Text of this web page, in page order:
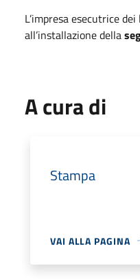
L’impresa esecutrice
all’installazione della
A cura di
Stampa
VAI ALLA PAGINA